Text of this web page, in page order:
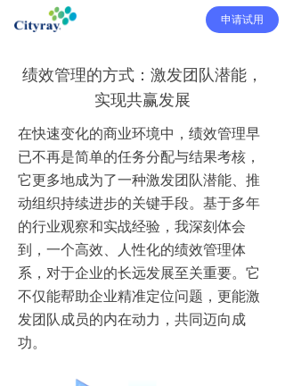
申请试用
绩效管理的方式：激发团队潜能，
实现共赢发展
在快速变化的商业环境中，绩效管理早
已不再是简单的任务分配与结果考核，
它更多地成为了一种激发团队潜能、推
动组织持续进步的关键手段。基于多年
的行业观察和实战经验，我深刻体会
到，一个高效、人性化的绩效管理体
系，对于企业的长远发展至关重要。它
不仅能帮助企业精准定位问题，更能激
发团队成员的内在动力，共同迈向成
功。